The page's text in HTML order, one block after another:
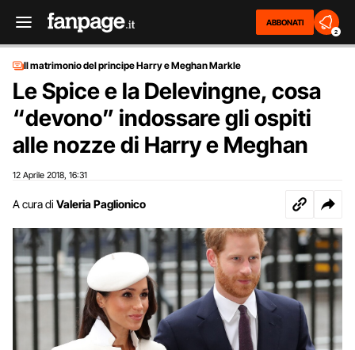
ABBONATI
2
Il matrimonio del principe Harry e Meghan Markle
Le Spice e la Delevingne, cosa
“devono” indossare gli ospiti
alle nozze di Harry e Meghan
12 Aprile 2018 16:31
A cura di Valeria Paglionico